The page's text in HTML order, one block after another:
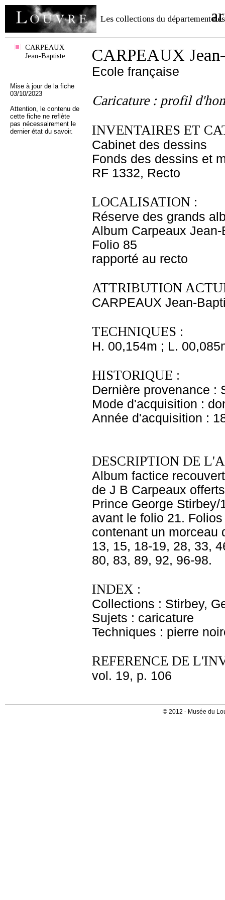
Les collections du département des
CARPEAUX
Jean-Baptiste
Mise à jour de la fiche
03/10/2023
Attention, le contenu de
cette fiche ne reflète
pas nécessairement le
dernier état du savoir.
CARPEAUX
Ecole française
Caricature : profil
INVENTAIRES ET
Cabinet des dessins
Fonds des dessins et
RF 1332, Recto
LOCALISATION :
Réserve des grands
Album Carpeaux
Folio 85
rapporté au recto
ATTRIBUTION
CARPEAUX Jean-
TECHNIQUES :
H. 00,154m ; L.
HISTORIQUE :
Dernière provenance :
Mode d'acquisition :
Année d'acquisition :
DESCRIPTION DE
Album factice
de J B Carpeaux
Prince George
avant le folio 21.
contenant un morceau
13, 15, 18-19, 28, 33,
80, 83, 89, 92, 96-98.
INDEX :
Collections : Stirbey,
Sujets : caricature
Techniques : pierre
REFERENCE DE
vol. 19, p. 106
© 2012 - Musée du